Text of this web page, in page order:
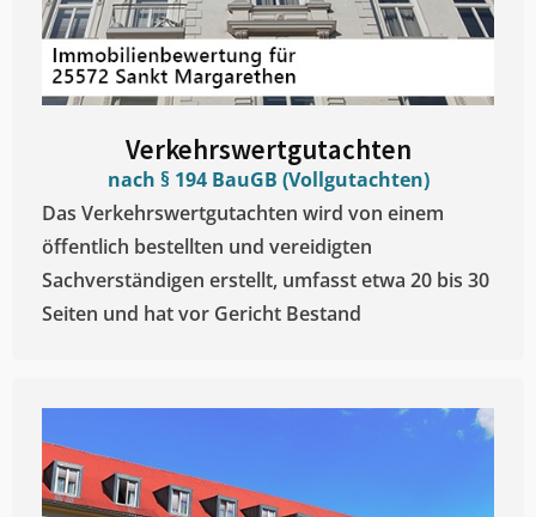
Verkehrswertgutachten
nach § 194 BauGB (Vollgutachten)
Das Verkehrswertgutachten wird von einem
öffentlich bestellten und vereidigten
Sachverständigen erstellt, umfasst etwa 20 bis 30
Seiten und hat vor Gericht Bestand